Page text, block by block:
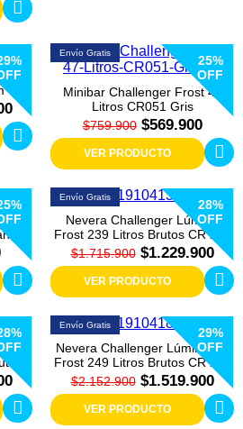
Envío Gratis
25%
OFF
Minibar Challenger Frost 47
Litros CR051 Gris
$759.900 $569.900
VER PRODUCTO
Envío Gratis
28%
OFF
Nevera Challenger Lúmina
Frost 239 Litros Brutos CR 239
$1.715.900 $1.229.900
VER PRODUCTO
Envío Gratis
29%
OFF
Nevera Challenger Lúmina No
Frost 249 Litros Brutos CR 249
$2.152.900 $1.519.900
VER PRODUCTO